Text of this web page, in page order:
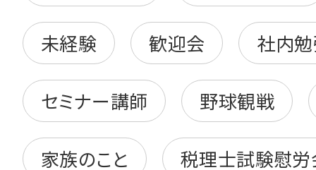
未経験 歓迎会 社内
セミナー講師 野球観戦
家族のこと 税理士試験慰労